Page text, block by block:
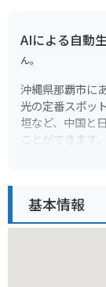
AIによる自動
ん。
沖縄県那覇市に
光の定番スポッ
垣など、中国と
ことができます。
ます。特に、
年の復元に向け
基本情報